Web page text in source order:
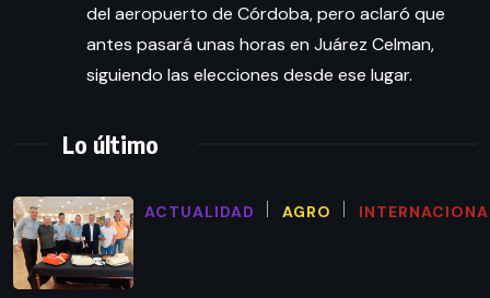
del aeropuerto de Córdoba, pero aclaró que
antes pasará unas horas en Juárez Celman,
siguiendo las elecciones desde ese lugar.
Lo último
ACTUALIDAD AGRO